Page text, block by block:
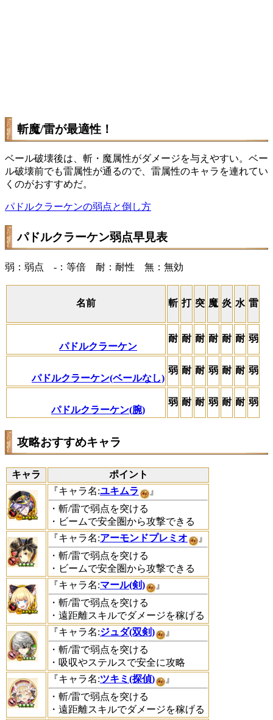
斬魔/雷が最適性！
ベール破壊後は、斬・魔属性がダメージを与えやすい。ベー
ル破壊前でも雷属性が通るので、雷属性のキャラを連れてい
くのがおすすめだ。
パドルクラーケンの弱点と倒し方
パドルクラーケン弱点早見表
弱：弱点 -：等倍 耐：耐性 無：無効
名前 斬 打 突 魔 炎 水 雷
パドルクラーケン
耐 耐 耐 耐 耐 耐 弱
パドルクラーケン(ベールなし)
弱 耐 耐 弱 耐 耐 弱
パドルクラーケン(腕)
弱 耐 耐 弱 耐 耐 弱
攻略おすすめキャラ
キャラ
ポイント
『キャラ名:ユキムラ
』
・斬/雷で弱点を突ける
・ビームで安全圏から攻撃できる
『キャラ名:アーモンドプレミオ
』
・斬/雷で弱点を突ける
・ビームで安全圏から攻撃できる
『キャラ名:マール(剣)
』
・斬/雷で弱点を突ける
・遠距離スキルでダメージを稼げる
『キャラ名:ジュダ(双剣)
』
・斬/雷で弱点を突ける
・吸収やステルスで安全に攻略
『キャラ名:ツキミ(探偵)
』
・斬/雷で弱点を突ける
・遠距離スキルでダメージを稼げる